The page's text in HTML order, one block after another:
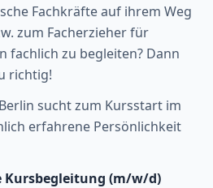
Fachkräfte auf ihrem Weg
zum Facherzieher für
fachlich zu begleiten? Dann
richtig!
sucht zum Kursstart im
erfahrene Persönlichkeit
Kursbegleitung (m/w/d)